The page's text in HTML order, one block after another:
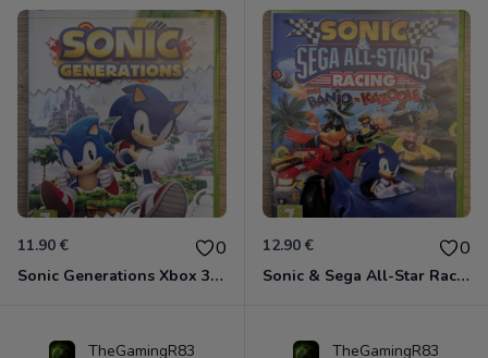
11.90 € 0
Sonic Generations Xbox 360
12.90 € 0
Sonic & Sega All-Star Racing avec Banjo-Kazooie Xbox 360
TheGamingR83 TheGamingR83